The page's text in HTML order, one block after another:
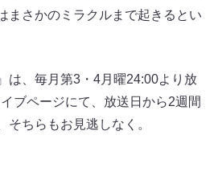
まさかのミラクルまで起きるとい
は、毎月第3・4月曜24:00より放
ブページにて、放送日から2週間
そちらもお見逃しなく。